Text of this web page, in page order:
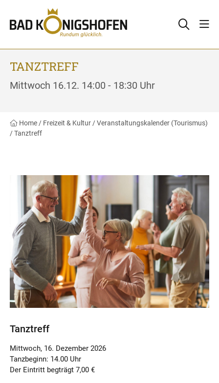
TANZTREFF
Mittwoch 16.12. 14:00 - 18:30 Uhr
Home / Freizeit & Kultur /Veranstaltungskalender (Tourismus)
/Tanztreff
Tanztreff
Mittwoch, 16. Dezember 2026
Tanzbeginn: 14.00 Uhr
Der Eintritt begträgt 7,00 €